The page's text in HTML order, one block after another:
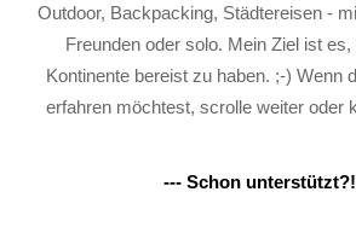
Outdoor, Backpacking, Städtereisen -
Freunden oder solo. Mein Ziel ist
Kontinente bereist zu haben. ;-) Wenn
erfahren möchtest, scrolle weiter oder
--- Schon